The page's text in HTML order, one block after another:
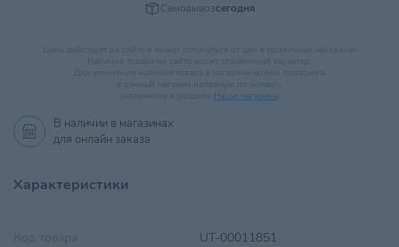
Самовывозсегодня
Наши магазины.
В наличии в магазинах
для онлайн заказа
Характеристики
UT-00011851